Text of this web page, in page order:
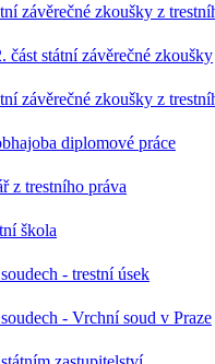
závěrečné zkoušky z
část státní závěrečné zkoušky
závěrečné zkoušky z
diplomové práce
z trestního práva
škola
- trestní úsek
- Vrchní soud v Praze